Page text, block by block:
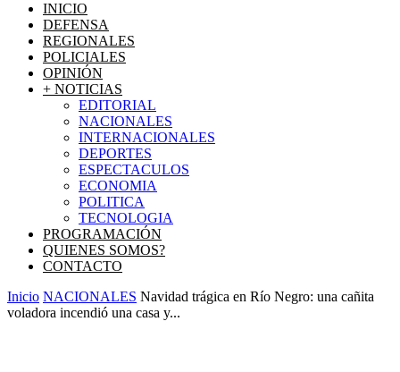
INICIO
DEFENSA
REGIONALES
POLICIALES
OPINIÓN
+ NOTICIAS
EDITORIAL
NACIONALES
INTERNACIONALES
DEPORTES
ESPECTACULOS
ECONOMIA
POLITICA
TECNOLOGIA
PROGRAMACIÓN
QUIENES SOMOS?
CONTACTO
Inicio NACIONALES Navidad trágica en Río Negro: una cañita
voladora incendió una casa y...